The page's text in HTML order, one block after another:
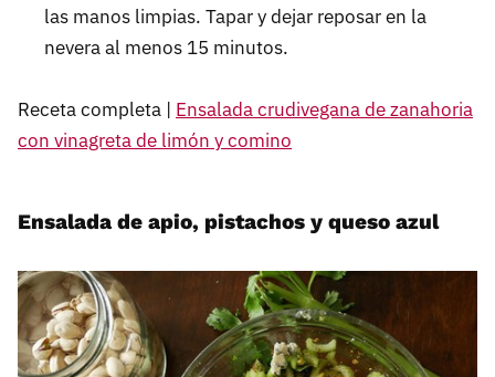
las manos limpias. Tapar y dejar reposar en la
nevera al menos 15 minutos.
Receta completa | Ensalada crudivegana de zanahoria
con vinagreta de limón y comino
Ensalada de apio, pistachos y queso azul